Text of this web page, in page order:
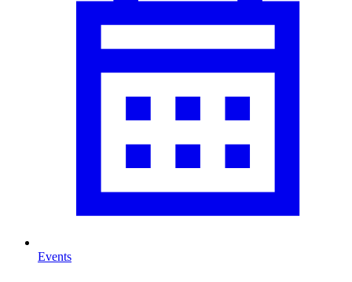
Events